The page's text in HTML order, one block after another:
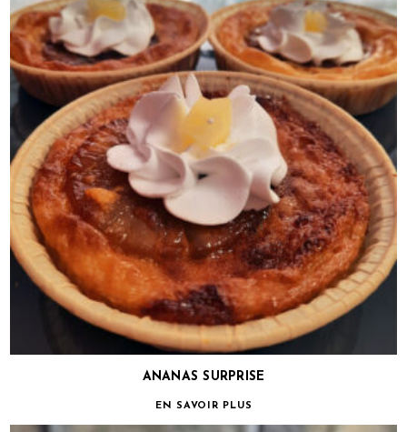
ANANAS SURPRISE
EN SAVOIR PLUS